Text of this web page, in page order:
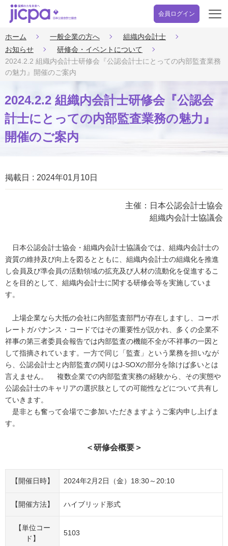
会員ログイン
開
ホーム 一般企業の方へ
組織内会計士
お知らせ
研修会・イベントについて
2024.2.2 組織内会計士研修会『公認会計士にとっての内部監査業務
の魅力』開催のご案内
2024.2.2 組織内会計士研修会『公認会
計士にとっての内部監査業務の魅力』
開催のご案内
掲載日 2024年01月10日
主催：日本公認会計士協会
組織内会計士協議会
日本公認会計士協会・組織内会計士協議会では、組織内会計士の
資質の維持及び向上を図るとともに、組織内会計士の組織化を推進
し会員及び準会員の活動領域の拡充及び人材の流動化を促進するこ
とを目的として、組織内会計士に関する研修会等を実施していま
す。
上場企業なら大抵の会社に内部監査部門が存在しますし、コーポ
レートガバナンス・コードではその重要性が説かれ、多くの企業不
祥事の第三者委員会報告では内部監査の機能不全が不祥事の一因と
して指摘されています。一方で同じ「監査」という業務を担いなが
ら、公認会計士と内部監査の関りはJ-SOXの部分を除けば多いとは
言えません。 複数企業での内部監査実務の経験から、その実態や
公認会計士のキャリアの選択肢としての可能性などについて共有し
ていきます。
是非とも奮って会場でご参加いただきますようご案内申し上げま
す。
＜研修会概要＞
【開催日時】 2024年2月2日（金）18:30～20:10
【開催方法】 ハイブリッド形式
【単位コー
ド】
5103